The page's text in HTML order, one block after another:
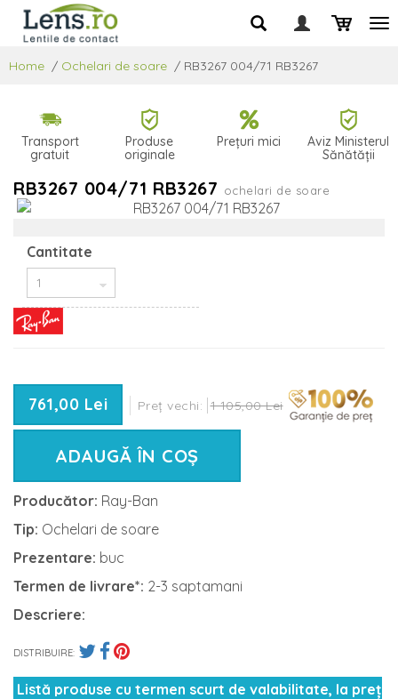
Home / Ochelari de soare / RB3267 004/71 RB3267
Transport
gratuit
Produse
originale
Prețuri mici
Aviz Ministerul
Sănătății
RB3267 004/71 RB3267 ochelari de soare
Cantitate
761,00 Lei Preț vechi: 1 105,00 Lei
ADAUGĂ ÎN COȘ
Producător: Ray-Ban
Tip: Ochelari de soare
Prezentare: buc
Termen de livrare*: 2-3 saptamani
Descriere:
DISTRIBUIRE:
Listă produse cu termen scurt de valabilitate, la preț